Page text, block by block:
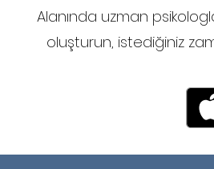
Alanında uzman
oluşturun, istediğiniz